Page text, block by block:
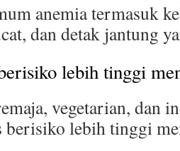
anemia termasuk
dan detak jantung
lebih tinggi
vegetarian, dan
lebih tinggi